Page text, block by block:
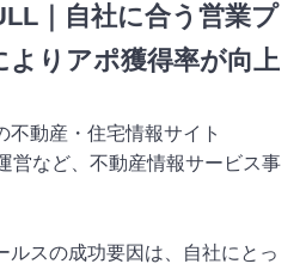
｜自社に合う営業プ
よりアポ獲得率が向上
不動産・住宅情報サイト
営など、不動産情報サービス事
ルスの成功要因は、自社にとっ